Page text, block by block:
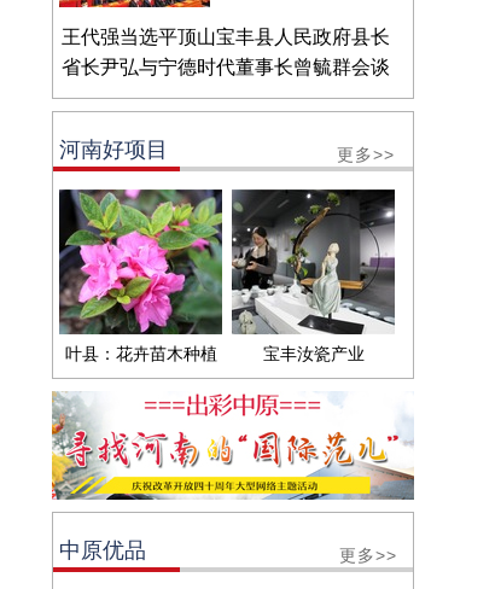
王代强当选平顶山宝丰县人民政府县长
省长尹弘与宁德时代董事长曾毓群会谈
河南好项目 更多>>
叶县：花卉苗木种植 宝丰汝瓷产业
中原优品 更多>>